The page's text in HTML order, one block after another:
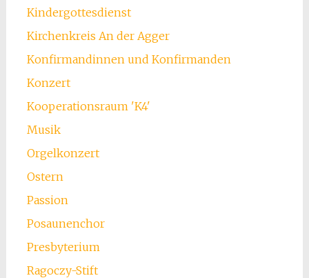
Kindergottesdienst
Kirchenkreis An der Agger
Konfirmandinnen und Konfirmanden
Konzert
Kooperationsraum 'K4'
Musik
Orgelkonzert
Ostern
Passion
Posaunenchor
Presbyterium
Ragoczy-Stift